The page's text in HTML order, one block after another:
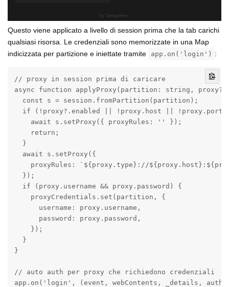
Questo viene applicato a livello di session prima che la tab carichi
qualsiasi risorsa. Le credenziali sono memorizzate in una Map
indicizzata per partizione e iniettate tramite
app.on('login') :
// proxy in session prima di caricare
async function applyProxy(partition: string, proxy?:
  const s = session.fromPartition(partition);
if (!proxy?.enabled || !proxy.host || !proxy.port)
    await s.setProxy({ proxyRules: '' });
    return;
  }
  await s.setProxy({
proxyRules: `${proxy.type}://
  });
  if (proxy.username && proxy.password) {
    proxyCredentials.set(partition, {
      username: proxy.username,
      password: proxy.password,
    });
  }
}
// auto auth per proxy che richiedono credenziali
app.on('login', (event, webContents, _details,